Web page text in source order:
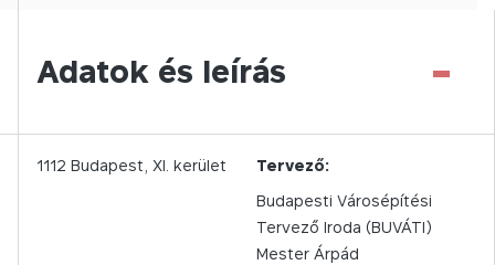
Adatok és leírás -
1112 Budapest, XI. kerület
Tervező:
Budapesti Városépítési
Tervező Iroda (BUVÁTI)
Mester Árpád